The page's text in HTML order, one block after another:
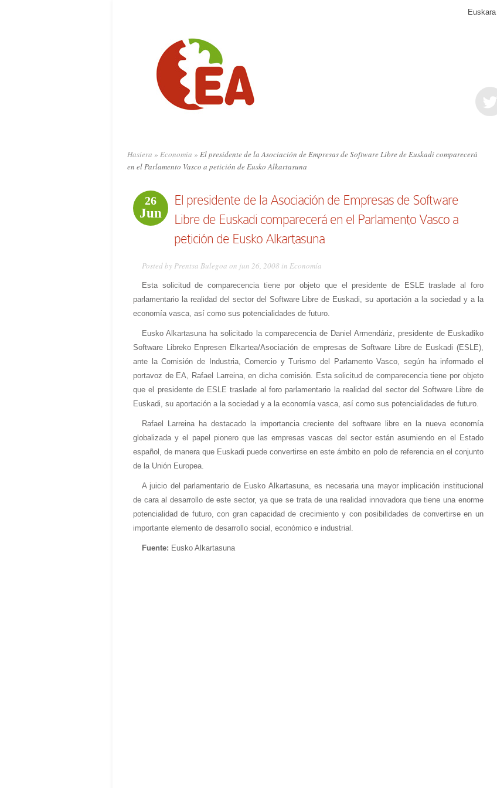
Euskara
Hasiera » Economía » El presidente de la Asociación de Empresas de Software Libre de Euskadi comparecerá
en el Parlamento Vasco a petición de Eusko Alkartasuna
26
Jun
El presidente de la Asociación de Empresas de Software
Libre de Euskadi comparecerá en el Parlamento Vasco a
petición de Eusko Alkartasuna
Posted by Prentsa Bulegoa on jun 26, 2008 in Economía
Esta solicitud de comparecencia tiene por objeto que el presidente de ESLE traslade al foro
parlamentario la realidad del sector del Software Libre de Euskadi, su aportación a la sociedad y a la
economía vasca, así como sus potencialidades de futuro.
Eusko Alkartasuna ha solicitado la comparecencia de Daniel Armendáriz, presidente de Euskadiko
Software Libreko Enpresen Elkartea/Asociación de empresas de Software Libre de Euskadi (ESLE),
ante la Comisión de Industria, Comercio y Turismo del Parlamento Vasco, según ha informado el
portavoz de EA, Rafael Larreina, en dicha comisión. Esta solicitud de comparecencia tiene por objeto
que el presidente de ESLE traslade al foro parlamentario la realidad del sector del Software Libre de
Euskadi, su aportación a la sociedad y a la economía vasca, así como sus potencialidades de futuro.
Rafael Larreina ha destacado la importancia creciente del software libre en la nueva economía
globalizada y el papel pionero que las empresas vascas del sector están asumiendo en el Estado
español, de manera que Euskadi puede convertirse en este ámbito en polo de referencia en el conjunto
de la Unión Europea.
A juicio del parlamentario de Eusko Alkartasuna, es necesaria una mayor implicación institucional
de cara al desarrollo de este sector, ya que se trata de una realidad innovadora que tiene una enorme
potencialidad de futuro, con gran capacidad de crecimiento y con posibilidades de convertirse en un
importante elemento de desarrollo social, económico e industrial.
Fuente: Eusko Alkartasuna